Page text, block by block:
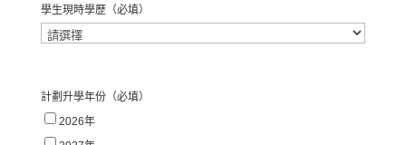
學生現時學歷（必填）
計劃升學年份（必填）
2026年